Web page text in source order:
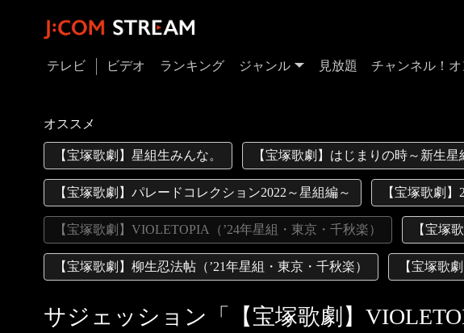
テレビ ビデオ ランキング ジャンル 見放題 チャンネル！
オススメ
【宝塚歌劇】星組生みんな。 【宝塚歌劇】はじまりの時～新生星
【宝塚歌劇】パレードコレクション2022～星組編～ 【宝塚歌劇
【宝塚歌劇】VIOLETOPIA（’24年星組・東京・千秋楽） 【宝塚
【宝塚歌劇】柳生忍法帖（’21年星組・東京・千秋楽） 【宝塚歌
サジェッション「【宝塚歌劇】